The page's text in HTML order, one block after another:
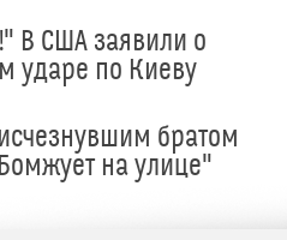
В США заявили о
ударе по Киеву
братом
на улице"